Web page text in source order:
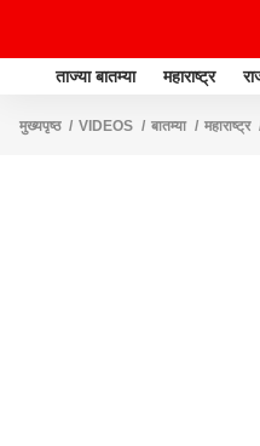
ताज्या बातम्या महाराष्ट्र
मुख्यपृष्ठ VIDEOS बातम्या महाराष्ट्र